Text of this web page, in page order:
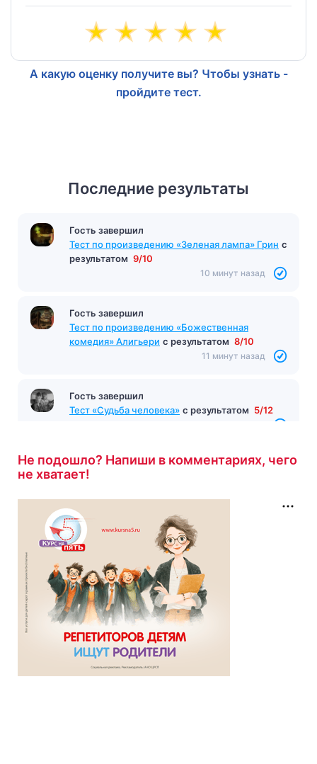
А какую оценку получите вы? Чтобы узнать -
пройдите тест.
Последние результаты
Гость завершил
Тест по произведению «Зеленая лампа» Грин с
результатом 9/10
10 минут назад
Гость завершил
Тест по произведению «Божественная
комедия» Алигьери с результатом 8/10
11 минут назад
Гость завершил
Тест «Судьба человека» с результатом 5/12
Не подошло? Напиши в комментариях, чего
не хватает!